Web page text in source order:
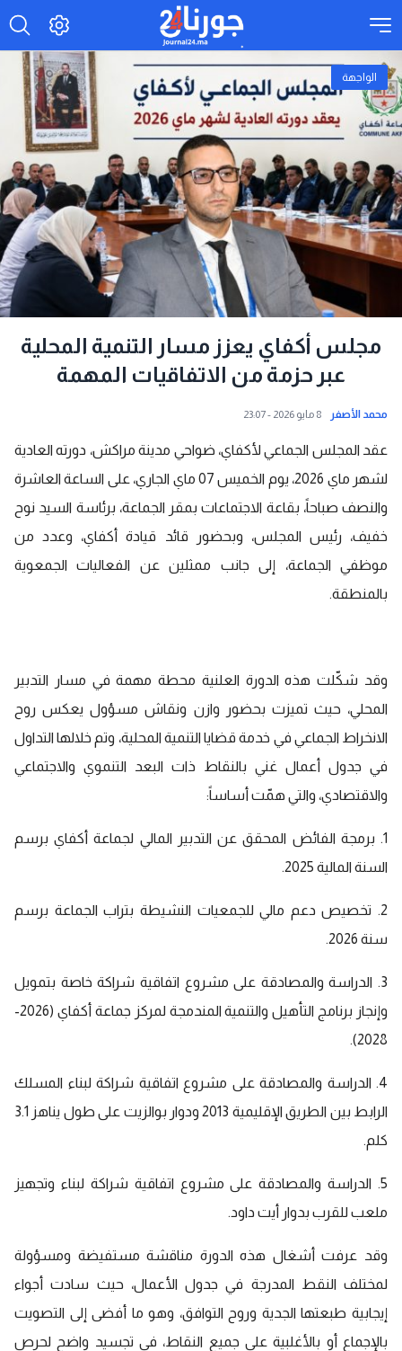
الواجهة
مجلس أكفاي يعزز مسار التنمية المحلية
عبر حزمة من الاتفاقيات المهمة
محمد الأصفر 8 مايو 2026 - 23:07
عقد المجلس الجماعي لأكفاي، ضواحي مدينة مراكش، دورته العادية
لشهر ماي 2026، يوم الخميس 07 ماي الجاري، على الساعة العاشرة
والنصف صباحاً، بقاعة الاجتماعات بمقر الجماعة، برئاسة السيد نوح
خفيف، رئيس المجلس، وبحضور قائد قيادة أكفاي، وعدد من
موظفي الجماعة، إلى جانب ممثلين عن الفعاليات الجمعوية
بالمنطقة.
وقد شكّلت هذه الدورة العلنية محطة مهمة في مسار التدبير
المحلي، حيث تميزت بحضور وازن ونقاش مسؤول يعكس روح
الانخراط الجماعي في خدمة قضايا التنمية المحلية، وتم خلالها التداول
في جدول أعمال غني بالنقاط ذات البعد التنموي والاجتماعي
والاقتصادي، والتي همّت أساساً:
1. برمجة الفائض المحقق عن التدبير المالي لجماعة أكفاي برسم
السنة المالية 2025.
2. تخصيص دعم مالي للجمعيات النشيطة بتراب الجماعة برسم
سنة 2026.
3. الدراسة والمصادقة على مشروع اتفاقية شراكة خاصة بتمويل
وإنجاز برنامج التأهيل والتنمية المندمجة لمركز جماعة أكفاي (2026-
2028).
4. الدراسة والمصادقة على مشروع اتفاقية شراكة لبناء المسلك
الرابط بين الطريق الإقليمية 2013 ودوار بوالزيت على طول يناهز 3.1
كلم.
5. الدراسة والمصادقة على مشروع اتفاقية شراكة لبناء وتجهيز
ملعب للقرب بدوار أيت داود.
وقد عرفت أشغال هذه الدورة مناقشة مستفيضة ومسؤولة
لمختلف النقط المدرجة في جدول الأعمال، حيث سادت أجواء
إيجابية طبعتها الجدية وروح التوافق، وهو ما أفضى إلى التصويت
بالإجماع أو بالأغلبية على جميع النقاط، في تجسيد واضح لحرص